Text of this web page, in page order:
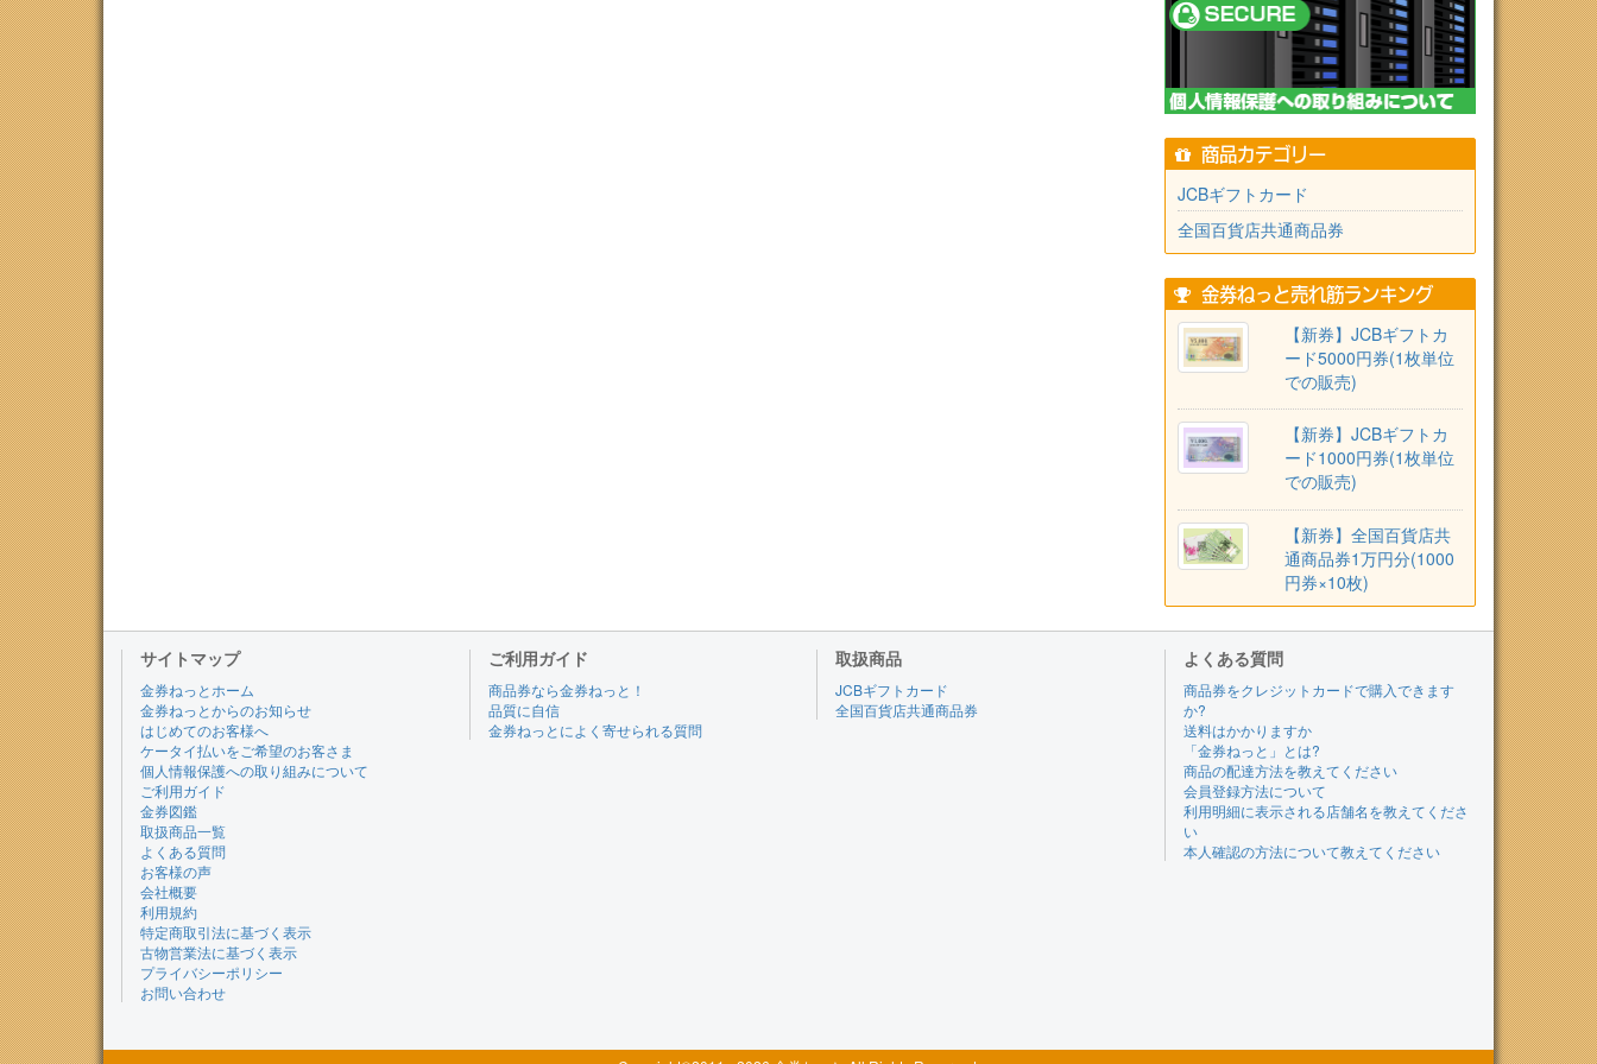
商品カテゴリー
JCBギフトカード
全国百貨店共通商品券
金券ねっと売れ筋ランキング
【新券】JCBギフトカ
ード5000円券(1枚単位
での販売)
【新券】JCBギフトカ
ード1000円券(1枚単位
での販売)
【新券】全国百貨店共
通商品券1万円分(1000
円券×10枚)
サイトマップ
金券ねっとホーム
金券ねっとからのお知らせ
はじめてのお客様へ
ケータイ払いをご希望のお客さま
個人情報保護への取り組みについて
ご利用ガイド
金券図鑑
取扱商品一覧
よくある質問
お客様の声
会社概要
利用規約
特定商取引法に基づく表示
古物営業法に基づく表示
プライバシーポリシー
お問い合わせ
ご利用ガイド
商品券なら金券ねっと！
品質に自信
金券ねっとによく寄せられる質問
取扱商品
JCBギフトカード
全国百貨店共通商品券
よくある質問
商品券をクレジットカードで購入できます
か?
送料はかかりますか
「金券ねっと」とは?
商品の配達方法を教えてください
会員登録方法について
利用明細に表示される店舗名を教えてくださ
い
本人確認の方法について教えてください